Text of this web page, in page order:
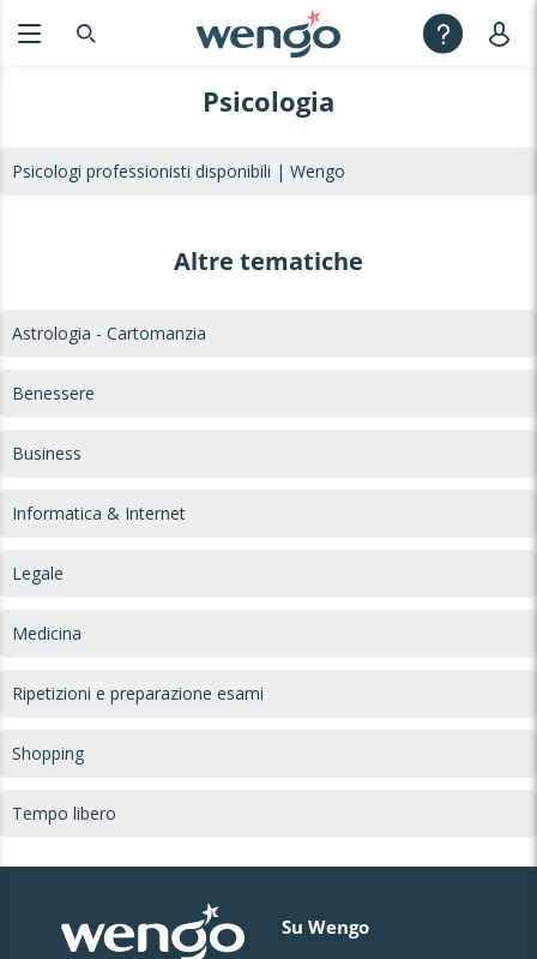
Psicologia
Psicologi professionisti disponibili | Wengo
Altre tematiche
Astrologia - Cartomanzia
Benessere
Business
Informatica & Internet
Legale
Medicina
Ripetizioni e preparazione esami
Shopping
Tempo libero
Su Wengo